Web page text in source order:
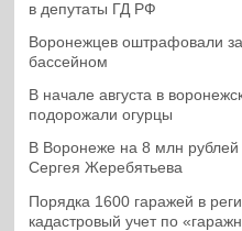
в депутаты ГД РФ
Воронежцев оштрафовали
бассейном
В начале августа в
подорожали огурцы
В Воронеже на 8 млн
Сергея Жеребятьева
Порядка 1600 гаражей в
кадастровый учет по